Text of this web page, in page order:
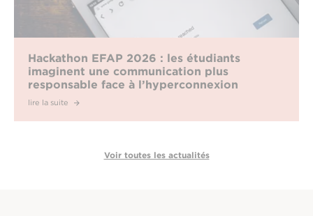
Hackathon EFAP 2026 : les étudiants
imaginent une communication plus
responsable face à l’hyperconnexion
lire la suite
Voir toutes les actualités